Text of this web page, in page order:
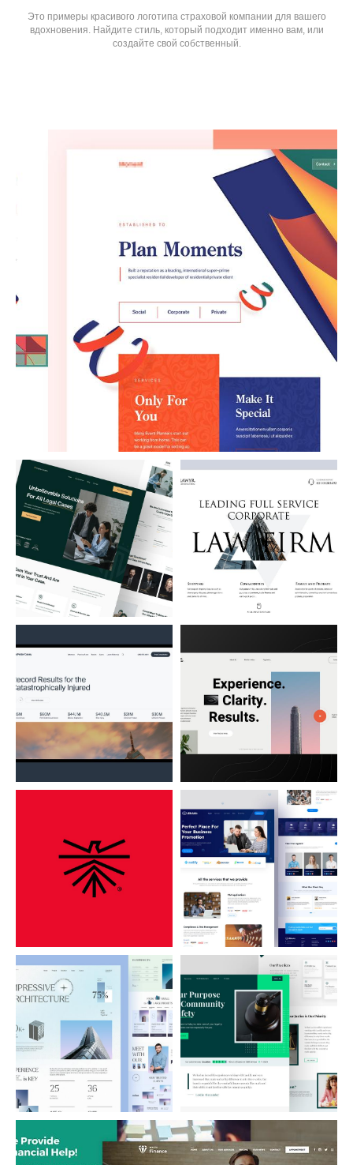
Это примеры красивого логотипа страховой компании для вашего
вдохновения. Найдите стиль, который подходит именно вам, или
создайте свой собственный.